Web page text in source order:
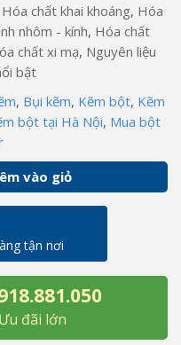
Hóa chất khai khoáng, Hóa
nhôm - kính, Hóa chất
chất xi mạ, Nguyên liệu
bật
, Bụi kẽm, Kẽm bột, Kẽm
bột tại Hà Nội, Mua bột
vào giỏ
tận nơi
đãi lớn